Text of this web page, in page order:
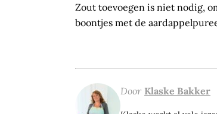
Zout toevoegen is niet nodig,
boontjes met de
Door Klaske Bakker